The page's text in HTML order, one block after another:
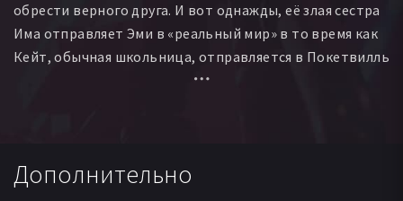
обрести верного друга. И вот однажды, её злая сестра
Има отправляет Эми в «реальный мир» в то время как
Кейт, обычная школьница, отправляется в Покетвилль
на ее место. Теперь, с помощью щенка Магика, она
Дополнительно